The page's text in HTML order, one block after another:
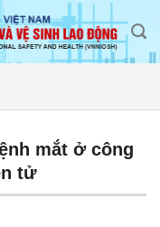
mắt ở công
tử